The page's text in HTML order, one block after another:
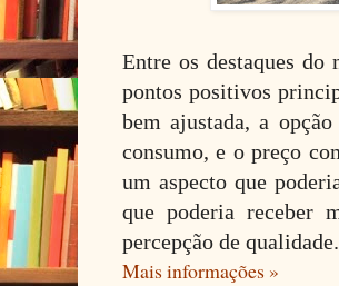
Entre os destaques
pontos positivos
bem ajustada, a
consumo, e o preço
um aspecto que
que poderia receber
percepção de qualidade.
Mais informações »